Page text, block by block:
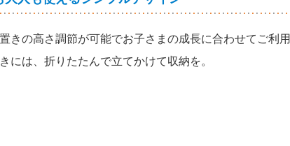
きの高さ調節が可能でお子さまの成長に合わせてご利
には、折りたたんで立てかけて収納を。